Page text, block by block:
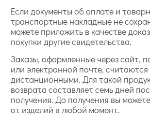
Если документы об оплате и
транспортные накладные не
можете приложить в качестве
покупки другие свидетельства.
Заказы, оформленные через сайт,
или электронной почте, считаются
дистанционными. Для такой
возврата составляет семь дней
получения. До получения вы
от изделий в любой момент.